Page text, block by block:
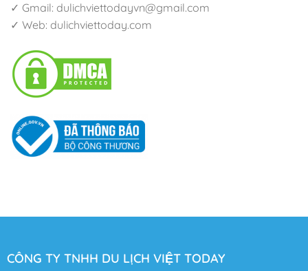
✓ Gmail: dulichviettodayvn@gmail.com
✓ Web: dulichviettoday.com
CÔNG TY TNHH DU LỊCH VIỆT TODAY